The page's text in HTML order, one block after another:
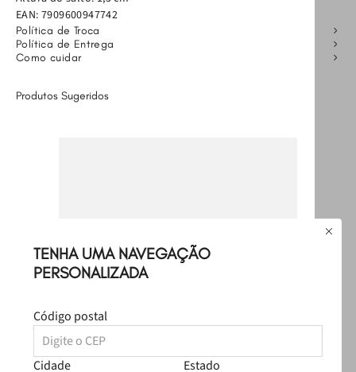
TENHA UMA NAVEGAÇÃO
PERSONALIZADA
Código postal
Cidade Estado
EAN: 7909600947742
Política de Troca
Política de Entrega
Como cuidar
Produtos Sugeridos